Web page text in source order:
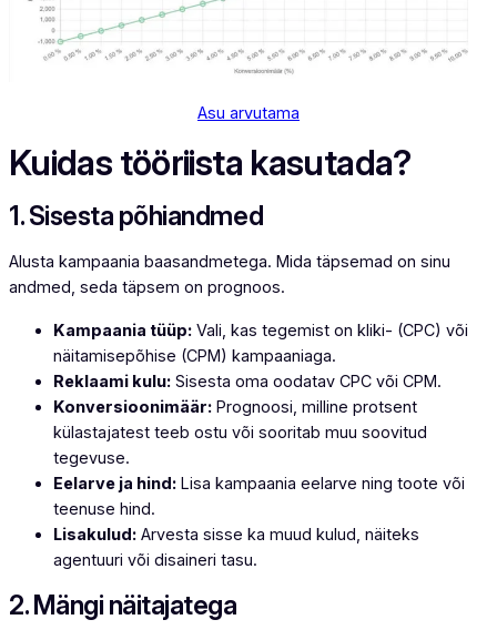
Asu arvutama
Kuidas tööriista kasutada?
1. Sisesta põhiandmed
Alusta kampaania baasandmetega. Mida täpsemad on sinu
andmed, seda täpsem on prognoos.
Kampaania tüüp: Vali, kas tegemist on kliki- (CPC) või
näitamisepõhise (CPM) kampaaniaga.
Reklaami kulu: Sisesta oma oodatav CPC või CPM.
Konversioonimäär: Prognoosi, milline protsent
külastajatest teeb ostu või sooritab muu soovitud
tegevuse.
Eelarve ja hind: Lisa kampaania eelarve ning toote või
teenuse hind.
Lisakulud: Arvesta sisse ka muud kulud, näiteks
agentuuri või disaineri tasu.
2. Mängi näitajatega